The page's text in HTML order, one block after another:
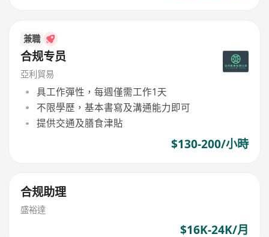
兼職
合规专员
亞利貿易
具工作彈性，每週僅需工作1天
不限學歷，基本書寫及溝通能力即可
提供交通及膳食津貼
$130-200/小時
合规助理
盛裕達
$16K-24K/月